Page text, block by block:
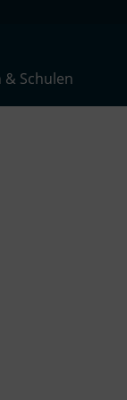
& Schulen